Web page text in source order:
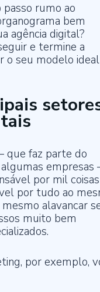
rumo ao
bem
agência digital?
e termine a
o seu modelo
que faz parte do
por mil
por tudo ao
alavancar
muito bem
por exemplo,